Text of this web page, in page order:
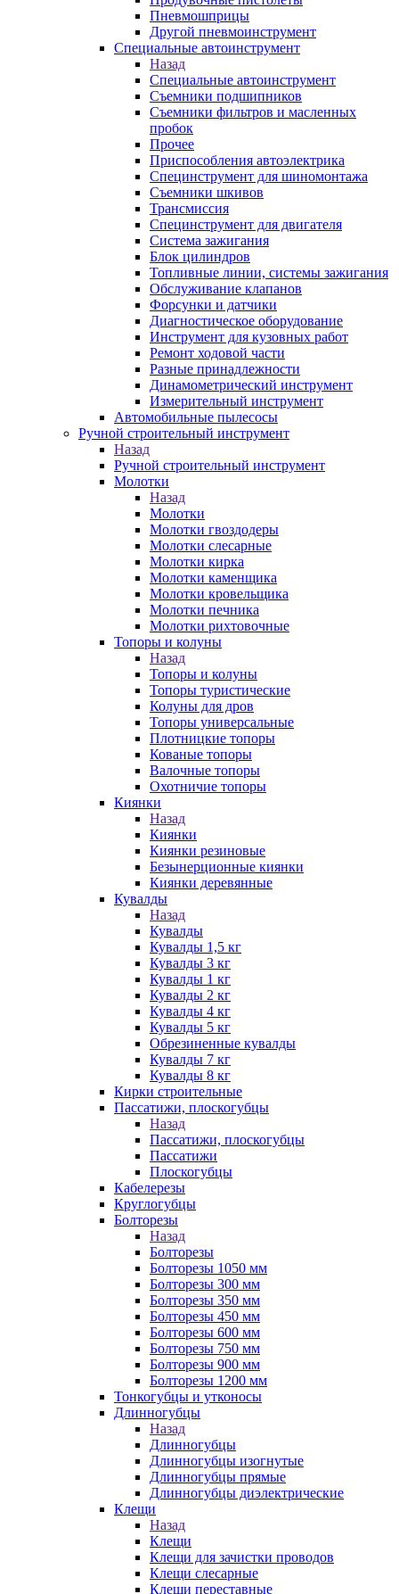
Пневмошприцы
Другой пневмоинструмент
Специальные автоинструмент
Назад
Специальные автоинструмент
Съемники подшипников
Съемники фильтров и масленных
пробок
Прочее
Приспособления автоэлектрика
Специнструмент для шиномонтажа
Съемники шкивов
Трансмиссия
Специнструмент для двигателя
Система зажигания
Блок цилиндров
Топливные линии, системы зажигания
Обслуживание клапанов
Форсунки и датчики
Диагностическое оборудование
Инструмент для кузовных работ
Ремонт ходовой части
Разные принадлежности
Динамометрический инструмент
Измерительный инструмент
Автомобильные пылесосы
Ручной строительный инструмент
Назад
Ручной строительный инструмент
Молотки
Назад
Молотки
Молотки гвоздодеры
Молотки слесарные
Молотки кирка
Молотки каменщика
Молотки кровельщика
Молотки печника
Молотки рихтовочные
Топоры и колуны
Назад
Топоры и колуны
Топоры туристические
Колуны для дров
Топоры универсальные
Плотницкие топоры
Кованые топоры
Валочные топоры
Охотничие топоры
Киянки
Назад
Киянки
Киянки резиновые
Безынерционные киянки
Киянки деревянные
Кувалды
Назад
Кувалды
Кувалды 1,5 кг
Кувалды 3 кг
Кувалды 1 кг
Кувалды 2 кг
Кувалды 4 кг
Кувалды 5 кг
Обрезиненные кувалды
Кувалды 7 кг
Кувалды 8 кг
Кирки строительные
Пассатижи, плоскогубцы
Назад
Пассатижи, плоскогубцы
Пассатижи
Плоскогубцы
Кабелерезы
Круглогубцы
Болторезы
Назад
Болторезы
Болторезы 1050 мм
Болторезы 300 мм
Болторезы 350 мм
Болторезы 450 мм
Болторезы 600 мм
Болторезы 750 мм
Болторезы 900 мм
Болторезы 1200 мм
Тонкогубцы и утконосы
Длинногубцы
Назад
Длинногубцы
Длинногубцы изогнутые
Длинногубцы прямые
Длинногубцы диэлектрические
Клещи
Назад
Клещи
Клещи для зачистки проводов
Клещи слесарные
Клещи переставные